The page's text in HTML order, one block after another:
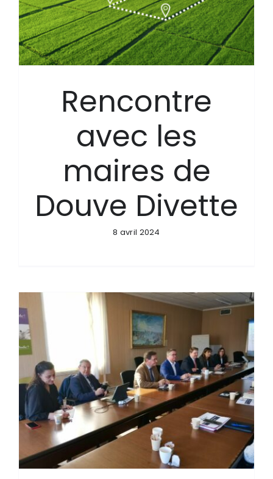
Rencontre
avec les
maires de
Douve Divette
8 avril 2024